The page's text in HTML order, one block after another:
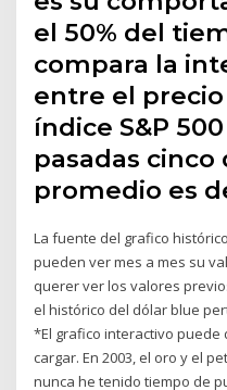
el 50% del
compara la
entre el
índice S&P
pasadas cinco
promedio es
La fuente del grafico
pueden ver mes a mes su
querer ver los valores
el histórico del dólar blue
*El grafico interactivo
cargar. En 2003, el oro y el
nunca he tenido tiempo de